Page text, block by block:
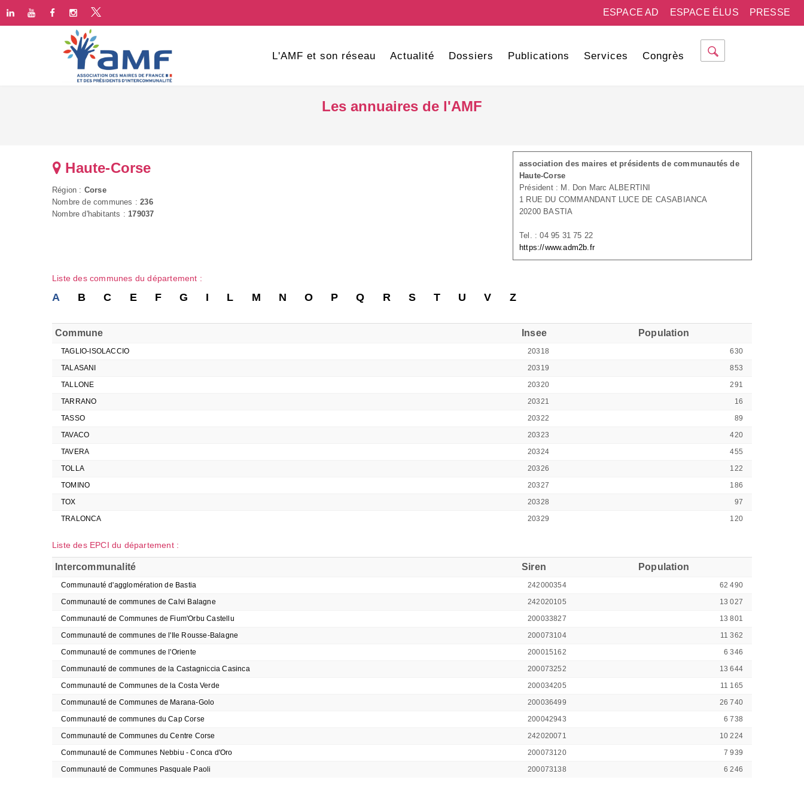
PRESSE
ESPACE ÉLUS
ESPACE AD
L'AMF et son réseau Actualité Dossiers Publications Services Congrès
Les annuaires de l'AMF
association des maires et présidents de communautés de
Haute-Corse
Président : M. Don Marc ALBERTINI
1 RUE DU COMMANDANT LUCE DE CASABIANCA
20200 BASTIA
Tel. : 04 95 31 75 22
https://www.adm2b.fr
Haute-Corse
Région : Corse
Nombre de communes :236
Nombre d'habitants :179037
Liste des communes du département :
A B C E F G I L M N O P Q R S T U V Z
Commune Insee Population
TAGLIO-ISOLACCIO 20318
630
TALASANI
20319
853
TALLONE
20320
291
TARRANO
20321
16
TASSO
20322
89
TAVACO
20323
420
TAVERA
20324
455
TOLLA
20326
122
TOMINO
20327
186
TOX
20328
97
TRALONCA
20329 120
Liste des EPCI du département :
Intercommunalité Siren Population
Communauté d'agglomération de Bastia 242000354
62 490
Communauté de communes de Calvi Balagne
242020105
13 027
Communauté de Communes de Fium'Orbu Castellu
200033827
13 801
Communauté de communes de l'Ile Rousse-Balagne
200073104
11 362
Communauté de communes de l'Oriente
200015162
6 346
Communauté de communes de la Castagniccia Casinca
200073252
13 644
Communauté de Communes de la Costa Verde
200034205
11 165
Communauté de Communes de Marana-Golo
200036499
26 740
Communauté de communes du Cap Corse
200042943
6 738
Communauté de Communes du Centre Corse
242020071
10 224
Communauté de Communes Nebbiu - Conca d'Oro
200073120
7 939
Communauté de Communes Pasquale Paoli
200073138 6 246